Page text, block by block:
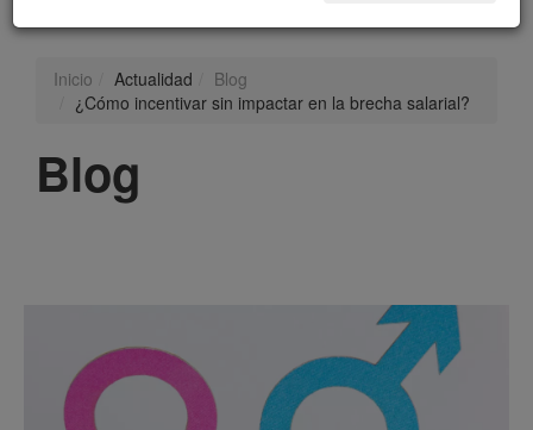
Inicio Actualidad
Blog
¿Cómo incentivar sin impactar en la brecha salarial?
Blog